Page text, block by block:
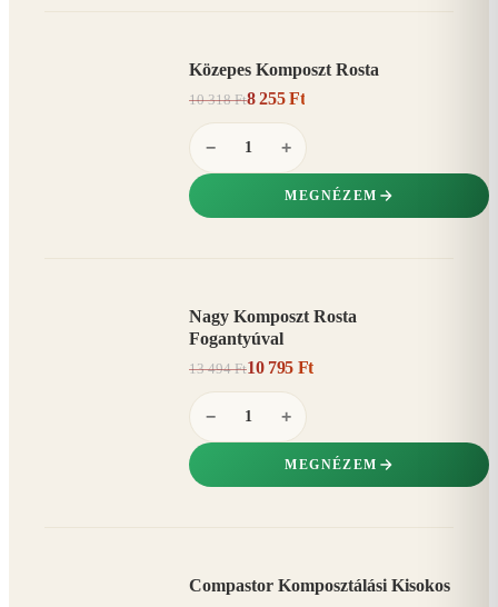
Közepes Komposzt Rosta
10 318 Ft8 255 Ft
− +
MEGNÉZEM
Nagy Komposzt Rosta
Fogantyúval
13 494 Ft10 795 Ft
− +
MEGNÉZEM
Compastor Komposztálási Kisokos